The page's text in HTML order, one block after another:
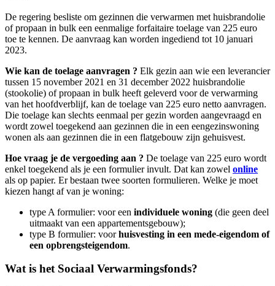
De regering besliste om gezinnen die verwarmen met huisbrandolie
of propaan in bulk een eenmalige forfaitaire toelage van 225 euro
toe te kennen. De aanvraag kan worden ingediend tot 10 januari
2023.
Wie kan de toelage aanvragen ? Elk gezin aan wie een leverancier
tussen 15 november 2021 en 31 december 2022 huisbrandolie
(stookolie) of propaan in bulk heeft geleverd voor de verwarming
van het hoofdverblijf, kan de toelage van 225 euro netto aanvragen.
Die toelage kan slechts eenmaal per gezin worden aangevraagd en
wordt zowel toegekend aan gezinnen die in een eengezinswoning
wonen als aan gezinnen die in een flatgebouw zijn gehuisvest.
Hoe vraag je de vergoeding aan ? De toelage van 225 euro wordt
enkel toegekend als je een formulier invult. Dat kan zowel online
als op papier. Er bestaan twee soorten formulieren. Welke je moet
kiezen hangt af van je woning:
type A formulier: voor een individuele woning (die geen deel
uitmaakt van een appartementsgebouw);
type B formulier: voorhuisvesting in een mede-eigendom of
een opbrengsteigendom.
Wat is het Sociaal Verwarmingsfonds?